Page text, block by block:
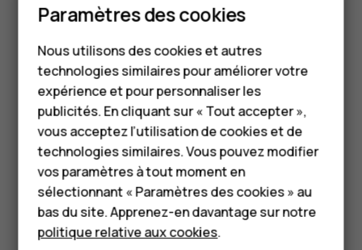
Smartphones
Téléphones classiques
HMD Terra M
Pour les entreprises
Tablettes
Boutique
Mon compte
agréées pour une utilisation avec cet appareil. Des cartes
incompatibles risquent d'endommager l'appareil et la
carte, ainsi que de corrompre les données stockées sur
celle-ci.
Important: Ne retirez jamais la carte mémoire
lorsqu'une application est en train de l'utiliser. Cette
manipulation risque d'endommager l'appareil et la
carte mémoire, ainsi que de corrompre les données
stockées sur celle-ci.
Paramètres des cookies
Nous utilisons des cookies et autres
technologies similaires pour améliorer votre
expérience et pour personnaliser les
publicités. En cliquant sur « Tout accepter »,
vous acceptez l’utilisation de cookies et de
technologies similaires. Vous pouvez modifier
vos paramètres à tout moment en
sélectionnant « Paramètres des cookies » au
bas du site. Apprenez-en davantage sur notre
politique relative aux cookies.